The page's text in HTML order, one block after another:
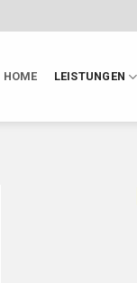
HOME LEISTUNGEN